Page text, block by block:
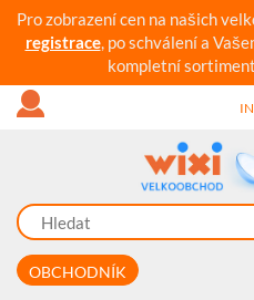
Pro zobrazení cen na našich
registrace, po schválení a
kompletní
OBCHODNÍK